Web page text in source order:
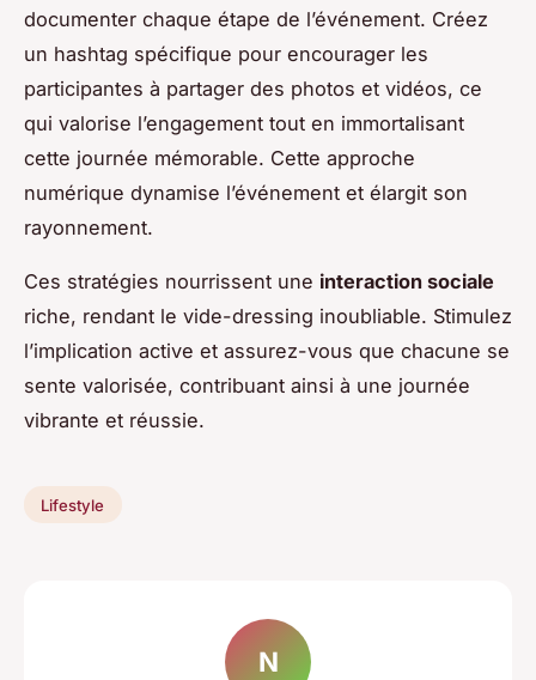
documenter chaque étape de l’événement. Créez
un hashtag spécifique pour encourager les
participantes à partager des photos et vidéos, ce
qui valorise l’engagement tout en immortalisant
cette journée mémorable. Cette approche
numérique dynamise l’événement et élargit son
rayonnement.
Ces stratégies nourrissent une interaction sociale
riche, rendant le vide-dressing inoubliable. Stimulez
l’implication active et assurez-vous que chacune se
sente valorisée, contribuant ainsi à une journée
vibrante et réussie.
Lifestyle
N